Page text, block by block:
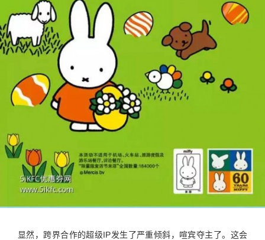
显然，跨界合作的超级IP发生了严重倾斜，喧宾夺主了。这会